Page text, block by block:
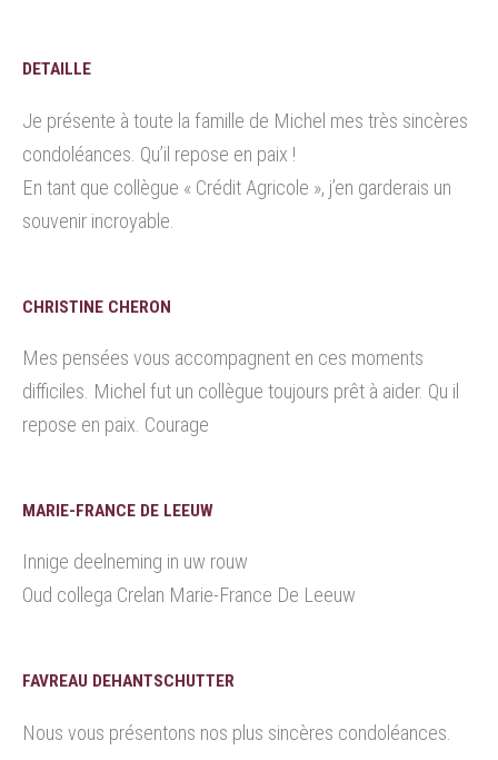
DETAILLE
Je présente à toute la famille de Michel mes très sincères
condoléances. Qu’il repose en paix !
En tant que collègue « Crédit Agricole », j’en garderais un
souvenir incroyable.
CHRISTINE CHERON
Mes pensées vous accompagnent en ces moments
difficiles. Michel fut un collègue toujours prêt à aider. Qu il
repose en paix. Courage
MARIE-FRANCE DE LEEUW
Innige deelneming in uw rouw
Oud collega Crelan Marie-France De Leeuw
FAVREAU DEHANTSCHUTTER
Nous vous présentons nos plus sincères condoléances.